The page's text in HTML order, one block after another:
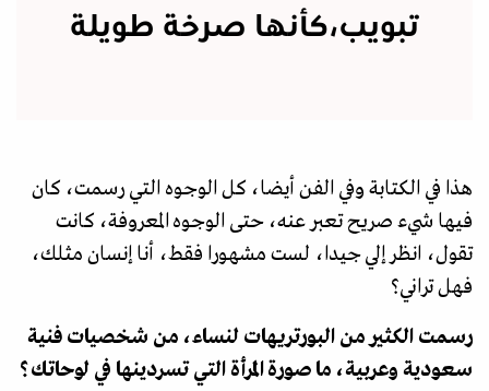
تبويب،كأنها صرخة طويلة
هذا في الكتابة وفي الفن أيضا، كل الوجوه التي رسمت، كان
فيها شيء صريح تعبر عنه، حتى الوجوه المعروفة، كانت
تقول، انظر إلي جيدا، لست مشهورا فقط، أنا إنسان مثلك،
فهل تراني؟
رسمت الكثير من البورتريهات لنساء، من شخصيات فنية
سعودية وعربية، ما صورة المرأة التي تسردينها في لوحاتك؟